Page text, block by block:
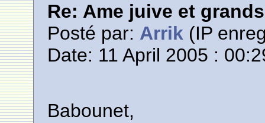
Re: Ame juive et
Posté par: Arrik (IP
Date: 11 April 2005 :
Babounet,